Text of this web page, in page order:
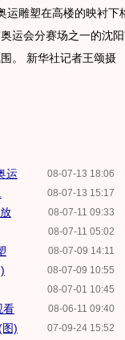
雕塑在高楼的映衬下
运会分赛场之一的沈
。 新华社记者王颂摄
08-07-13 18:06
运
08-07-13 15:17
08-07-11 09:33
08-07-11 05:02
08-07-09 14:11
08-07-09 10:55
08-07-01 10:45
08-06-11 09:40
看
07-09-24 15:52
)